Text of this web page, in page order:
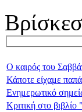
Ο καιρός του
Κάποτε είχαμε
Ενημερωτικό
Κριτική στο